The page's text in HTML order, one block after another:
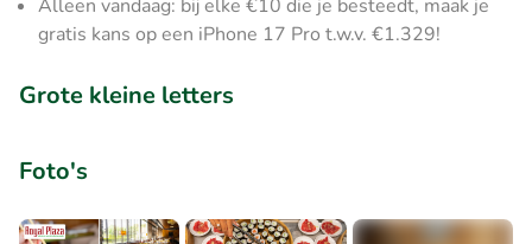
Alleen vandaag: bij elke €10 die je besteedt, maak je
gratis kans op een iPhone 17 Pro t.w.v. €1.329!
Grote kleine letters
Foto's